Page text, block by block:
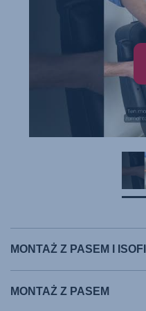
MONTAŻ Z PASEM I
MONTAŻ Z PASEM